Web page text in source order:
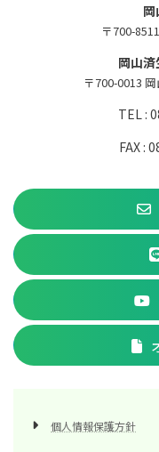
〒700-
岡山
〒700-0013
TEL :
FAX :
個人情報保護方針